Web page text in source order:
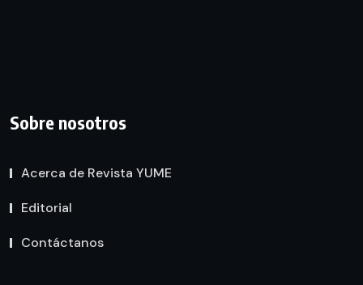
Sobre nosotros
Acerca de Revista YUME
Editorial
Contáctanos